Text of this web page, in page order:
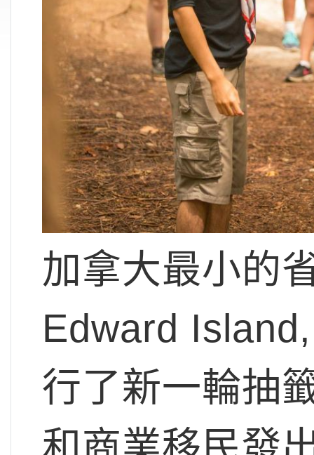
加拿大最小的
Edward
行了新一輪抽